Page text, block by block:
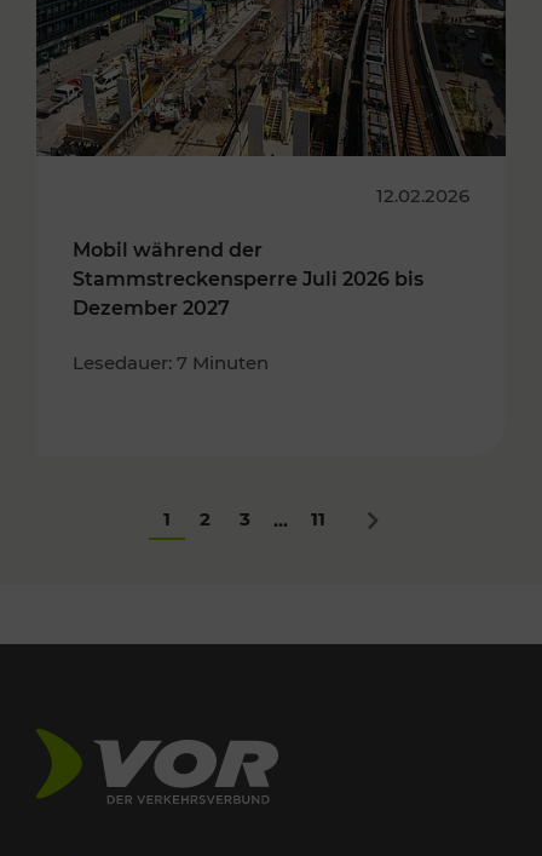
12.02.2026
Mobil während der
Stammstreckensperre Juli 2026 bis
Dezember 2027
Lesedauer: 7 Minuten
1 2 3 ... 11 Nächstes